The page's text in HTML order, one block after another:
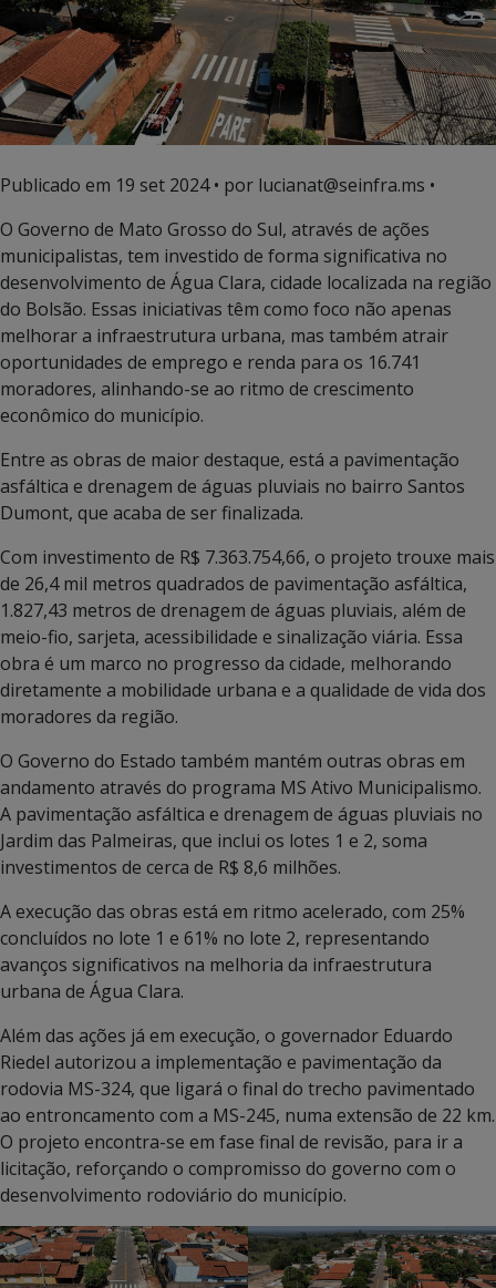
Publicado em 19 set 2024• por lucianat@seinfra.ms •
O Governo de Mato Grosso do Sul, através de ações
municipalistas, tem investido de forma significativa no
desenvolvimento de Água Clara, cidade localizada na região
do Bolsão. Essas iniciativas têm como foco não apenas
melhorar a infraestrutura urbana, mas também atrair
oportunidades de emprego e renda para os 16.741
moradores, alinhando-se ao ritmo de crescimento
econômico do município.
Entre as obras de maior destaque, está a pavimentação
asfáltica e drenagem de águas pluviais no bairro Santos
Dumont, que acaba de ser finalizada.
Com investimento de R$ 7.363.754,66, o projeto trouxe mais
de 26,4 mil metros quadrados de pavimentação asfáltica,
1.827,43 metros de drenagem de águas pluviais, além de
meio-fio, sarjeta, acessibilidade e sinalização viária. Essa
obra é um marco no progresso da cidade, melhorando
diretamente a mobilidade urbana e a qualidade de vida dos
moradores da região.
O Governo do Estado também mantém outras obras em
andamento através do programa MS Ativo Municipalismo.
A pavimentação asfáltica e drenagem de águas pluviais no
Jardim das Palmeiras, que inclui os lotes 1 e 2, soma
investimentos de cerca de R$ 8,6 milhões.
A execução das obras está em ritmo acelerado, com 25%
concluídos no lote 1 e 61% no lote 2, representando
avanços significativos na melhoria da infraestrutura
urbana de Água Clara.
Além das ações já em execução, o governador Eduardo
Riedel autorizou a implementação e pavimentação da
rodovia MS-324, que ligará o final do trecho pavimentado
ao entroncamento com a MS-245, numa extensão de 22 km.
O projeto encontra-se em fase final de revisão, para ir a
licitação, reforçando o compromisso do governo com o
desenvolvimento rodoviário do município.